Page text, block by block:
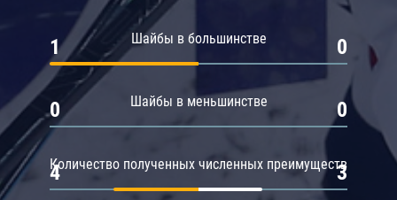
Шайбы в большинстве
1 0
Шайбы в меньшинстве
0 0
Количество полученных численных преимуществ
4 3